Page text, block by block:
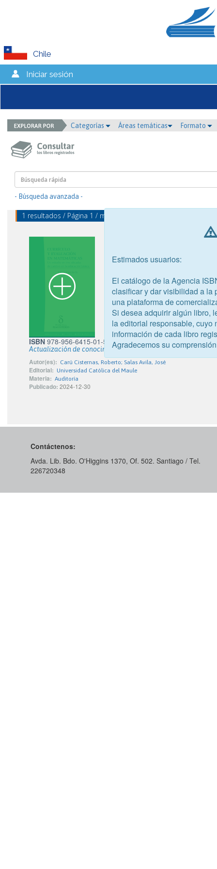
Chile
Iniciar sesión
Categorías Áreas temáticas Formato
- Búsqueda avanzada -
1 resultados / Página 1 / mostrando 1 - 1
ISBN 978-956-6415-01-5
Actualización de conocimientos tecnológicos para el auditor
Autor(es): Carú Cisternas, Roberto; Salas Avila, José
Editorial: Universidad Católica del Maule
Materia: Auditoría
Publicado: 2024-12-30
Contáctenos:
Avda. Lib. Bdo. O'Higgins 1370, Of. 502. Santiago / Tel.
226720348
Estimados usuarios:
El catálogo de la Agencia
clasificar y dar visibilidad a la
una plataforma de
Si desea adquirir algún libro,
la editorial responsable, cuyo
información de cada libro
Agradecemos su